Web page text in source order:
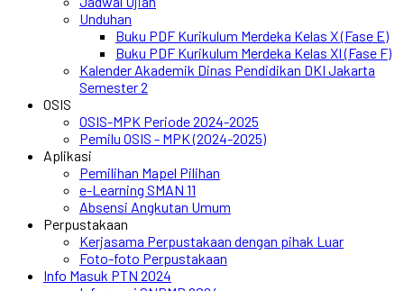
Unduhan
Buku PDF Kurikulum Merdeka Kelas X (Fase E)
Buku PDF Kurikulum Merdeka Kelas XI (Fase F)
Kalender Akademik Dinas Pendidikan DKI Jakarta
Semester 2
OSIS
OSIS-MPK Periode 2024-2025
Pemilu OSIS - MPK (2024-2025)
Aplikasi
Pemilihan Mapel Pilihan
e-Learning SMAN 11
Absensi Angkutan Umum
Perpustakaan
Kerjasama Perpustakaan dengan pihak Luar
Foto-foto Perpustakaan
Info Masuk PTN 2024